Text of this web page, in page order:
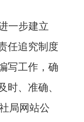
一步建立
任追究制度
写工作，确
、准确、
局网站公